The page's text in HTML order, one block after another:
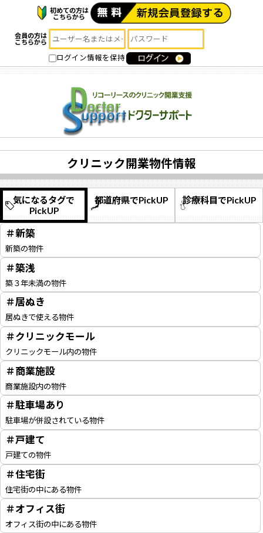
初めての方は
こちらから
会員の方は
こちらから
ログイン情報を保持
クリニック開業物件情報
気になるタグで
PickUP
都道府県でPickUP 診療科目でPickUP
＃新築
新築の物件
＃築浅
築３年未満の物件
＃居ぬき
居ぬきで使える物件
＃クリニックモール
クリニックモール内の物件
＃商業施設
商業施設内の物件
＃駐車場あり
駐車場が併設されている物件
＃戸建て
戸建ての物件
＃住宅街
住宅街の中にある物件
＃オフィス街
オフィス街の中にある物件